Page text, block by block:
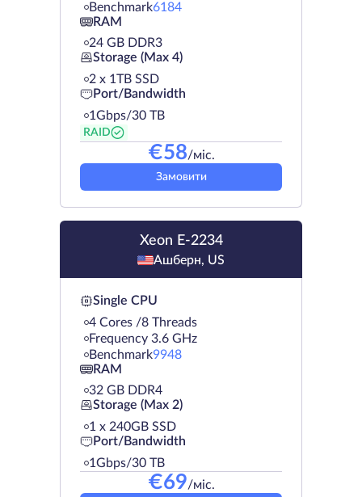
Benchmark6184
RAM
24 GB DDR3
Storage (Max 4)
2 х 1TB SSD
Port/Bandwidth
1Gbps/30 TB
RAID
€58/міс.
Замовити
Xeon E-2234
Ашберн, US
Single CPU
4 Cores /8 Threads
Frequency 3.6 GHz
Benchmark9948
RAM
32 GB DDR4
Storage (Max 2)
1 х 240GB SSD
Port/Bandwidth
1Gbps/30 TB
€69/міс.